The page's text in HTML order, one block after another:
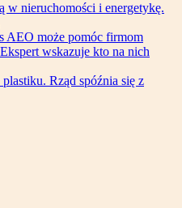
w nieruchomości i energetykę.
AEO może pomóc firmom
wskazuje kto na nich
Rząd spóźnia się z